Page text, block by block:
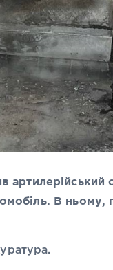
артилерійський
В